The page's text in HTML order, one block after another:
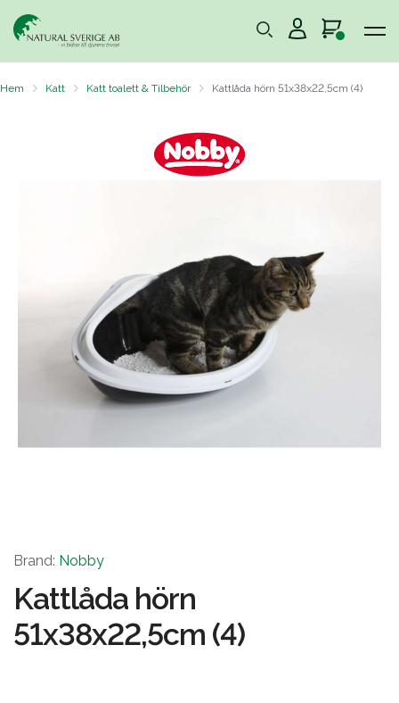
Hem Katt Katt toalett & Tilbehör Kattlåda hörn 51x38x22,5cm (4)
Brand: Nobby
Kattlåda hörn
51x38x22,5cm (4)